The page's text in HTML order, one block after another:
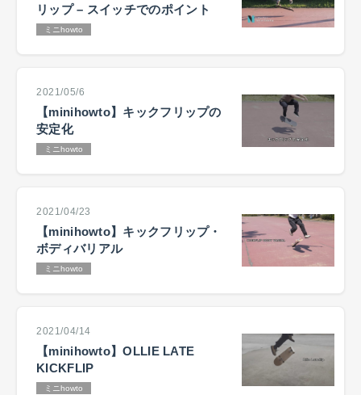
リップ – スイッチでのポイント
ミニhowto
2021/05/6
【minihowto】キックフリップの
安定化
ミニhowto
2021/04/23
【minihowto】キックフリップ・
ボディバリアル
ミニhowto
2021/04/14
【minihowto】OLLIE LATE
KICKFLIP
ミニhowto